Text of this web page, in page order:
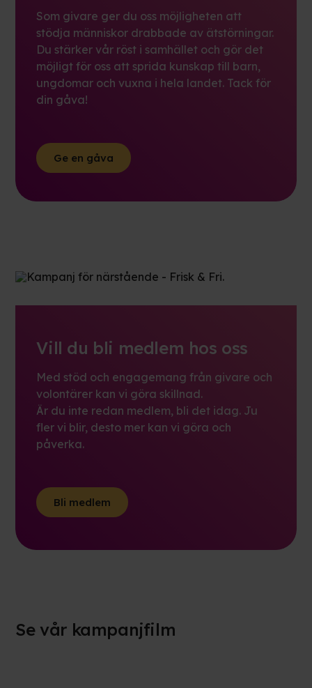
Som givare ger du oss möjligheten att
stödja människor drabbade av ätstörningar.
Du stärker vår röst i samhället och gör det
möjligt för oss att sprida kunskap till barn,
ungdomar och vuxna i hela landet. Tack för
din gåva!
Ge en gåva
Vill du bli medlem hos oss
Med stöd och engagemang från givare och
volontärer kan vi göra skillnad.
Är du inte redan medlem, bli det idag. Ju
fler vi blir, desto mer kan vi göra och
påverka.
Bli medlem
Se vår kampanjfilm